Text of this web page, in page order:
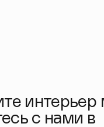
интерьер
с нами в